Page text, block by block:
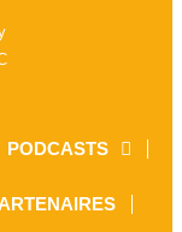
PODCASTS